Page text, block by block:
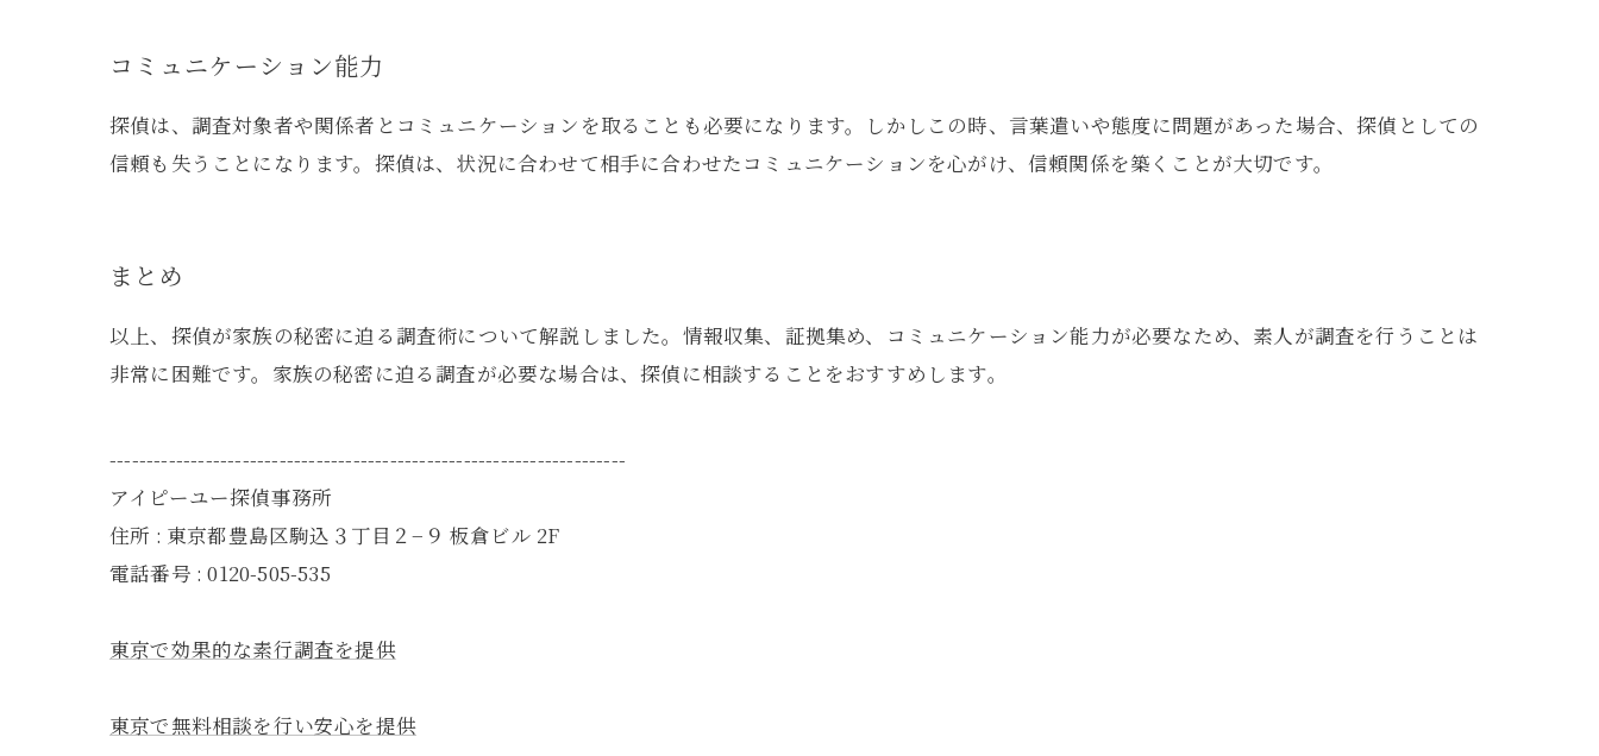
コミュニケーション能力
探偵は、調査対象者や関係者とコミュニケーションを取ることも必要になります。しかしこの時、言葉遣いや態度に問題があった場合、探偵としての
信頼も失うことになります。探偵は、状況に合わせて相手に合わせたコミュニケーションを心がけ、信頼関係を築くことが大切です。
まとめ
以上、探偵が家族の秘密に迫る調査術について解説しました。情報収集、証拠集め、コミュニケーション能力が必要なため、素人が調査を行うことは
非常に困難です。家族の秘密に迫る調査が必要な場合は、探偵に相談することをおすすめします。
----------------------------------------------------------------------
アイピーユー探偵事務所
住所 : 東京都豊島区駒込３丁目２−９ 板倉ビル 2F
電話番号 : 0120-505-535
東京で効果的な素行調査を提供
東京で無料相談を行い安心を提供